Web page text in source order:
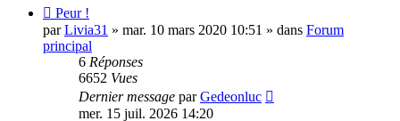
Nouveau
message
Peur !
parLivia31 » mar. 10 mars 2020 10:51 » dans Forum
principal
6 Réponses
6652 Vues
Dernier message parGedeonluc
mer. 15 juil. 2026 14:20